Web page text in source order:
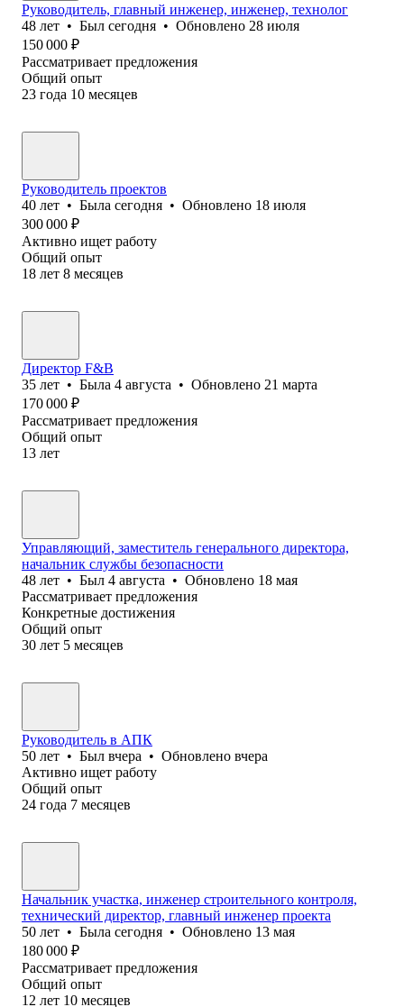
Руководитель, главный инженер, инженер, технолог
48 лет • Был сегодня • Обновлено 28 июля
150 000 ₽
Рассматривает предложения
Общий опыт
23 года 10 месяцев
Руководитель проектов
40 лет • Была сегодня • Обновлено 18 июля
300 000 ₽
Активно ищет работу
Общий опыт
18 лет 8 месяцев
Директор F&B
35 лет • Была 4 августа • Обновлено 21 марта
170 000 ₽
Рассматривает предложения
Общий опыт
13 лет
Управляющий, заместитель генерального директора,
начальник службы безопасности
48 лет • Был 4 августа • Обновлено 18 мая
Рассматривает предложения
Конкретные достижения
Общий опыт
30 лет 5 месяцев
Руководитель в АПК
50 лет • Был вчера • Обновлено вчера
Активно ищет работу
Общий опыт
24 года 7 месяцев
Начальник участка, инженер строительного контроля,
технический директор, главный инженер проекта
50 лет • Была сегодня • Обновлено 13 мая
180 000 ₽
Рассматривает предложения
Общий опыт
12 лет 10 месяцев